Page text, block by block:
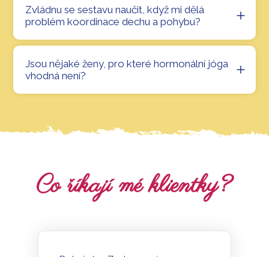
Zvládnu se sestavu naučit, když mi dělá
problém koordinace dechu a pohybu?
Jsou nějaké ženy, pro které hormonální jóga
vhodná není?
Co říkají mé klientky?